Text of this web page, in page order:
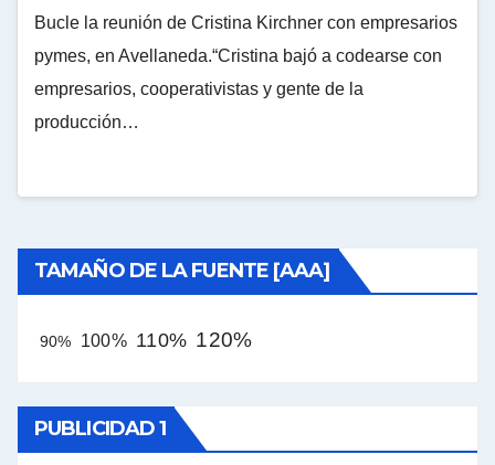
Bucle la reunión de Cristina Kirchner con empresarios
pymes, en Avellaneda.“Cristina bajó a codearse con
empresarios, cooperativistas y gente de la
producción…
TAMAÑO DE LA FUENTE [AAA]
90% 100% 110% 120%
PUBLICIDAD 1